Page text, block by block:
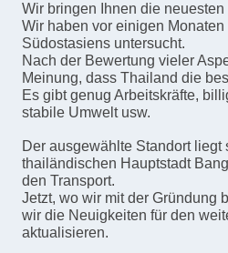
Wir bringen Ihnen die neuesten
Wir haben vor einigen
Südostasiens untersucht.
Nach der Bewertung vieler
Meinung, dass Thailand die
Es gibt genug Arbeitskräfte,
stabile Umwelt usw.
Der ausgewählte Standort liegt
thailändischen Hauptstadt
den Transport.
Jetzt, wo wir mit der Gründung
wir die Neuigkeiten für den
aktualisieren.